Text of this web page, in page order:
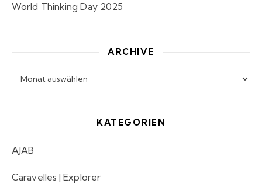
World Thinking Day 2025
ARCHIVE
KATEGORIEN
AJAB
Caravelles | Explorer